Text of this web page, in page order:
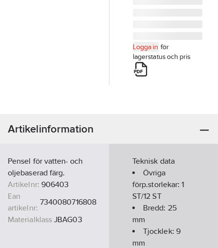
Logga in för
lagerstatus och pris
Artikelinformation
Pensel för vatten- och
oljebaserad färg.
Artikelnr: 906403
Ean
artikelnr:
7340080716808
Materialklass JBAG03
Teknisk data
Övriga
förp.storlekar:1
ST/12 ST
Bredd: 25
mm
Tjocklek: 9
mm